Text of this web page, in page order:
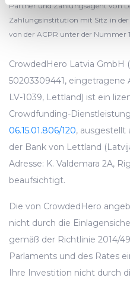
specific characteristics
Find out more about how
and set your preferences
We use cookies to provide
traffic data, display
advertising. See more in
Partner und Zahlungsagent von
Zahlungsinstitution mit Sitz in der
von der ACPR unter der Nummer
CrowdedHero Latvia
50203309441, eingetragene
LV-1039, Lettland) ist ein
Crowdfunding-
06.15.01.806/120, ausgestellt
der Bank von Lettland
Adresse: K. Valdemara 2A,
beaufsichtigt.
Die von CrowdedHero
nicht durch die
gemäß der Richtlinie 2014/
Parlaments und des Rates
Ihre Investition nicht durch